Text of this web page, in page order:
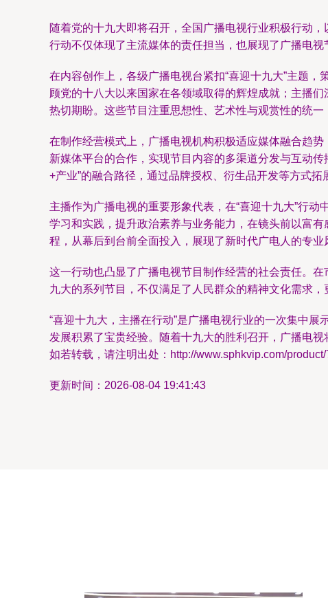
随着党的十九大即将召开，全国广播电视行业积极行动
行动不仅体现了主流媒体的责任担当，也展现了广播电
在内容创作上，各级广播电视台紧扣“喜迎十九大”主题
顾党的十八大以来国家在各领域取得的辉煌成就；主播
热切期盼。这些节目注重思想性、艺术性与观赏性的统
在制作经营模式上，广播电视机构积极适应媒体融合趋
新媒体平台的合作，实现节目内容的多渠道分发与互动
+产业”的融合路径，通过品牌授权、衍生品开发等方式拓
主播作为广播电视的重要形象代表，在“喜迎十九大”行
学习和实践，提升政治素养与业务能力，在镜头前以富
程，从幕后到台前全面投入，展现了新时代广电人的专业
这一行动也凸显了广播电视节目制作经营的社会责任。
九大的系列节目，不仅满足了人民群众的精神文化需求
“喜迎十九大，主播在行动”是广播电视行业的一次集中
发展积累了宝贵经验。随着十九大的胜利召开，广播电
如若转载，请注明出处：http://www.sphkvip.com/product/
更新时间：2026-08-04 19:41:43